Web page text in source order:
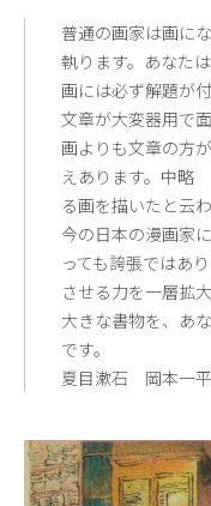
普通の画家は画に
執ります。あなた
画には必ず解題が
文章が大変器用で
画よりも文章の方
えあります。中略
る画を描いたと云
今の日本の漫画家
っても誇張ではあ
させる力を一層拡
大きな書物を、あ
です。
夏目漱石 岡本一